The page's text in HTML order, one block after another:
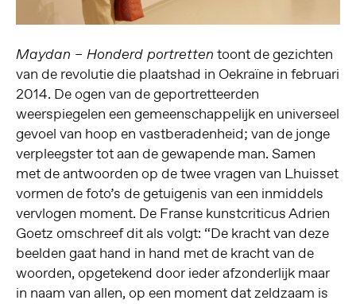
Maydan – Honderd portretten toont de gezichten
van de revolutie die plaatshad in Oekraïne in februari
2014. De ogen van de geportretteerden
weerspiegelen een gemeenschappelijk en universeel
gevoel van hoop en vastberadenheid; van de jonge
verpleegster tot aan de gewapende man. Samen
met de antwoorden op de twee vragen van Lhuisset
vormen de foto’s de getuigenis van een inmiddels
vervlogen moment. De Franse kunstcriticus Adrien
Goetz omschreef dit als volgt: “De kracht van deze
beelden gaat hand in hand met de kracht van de
woorden, opgetekend door ieder afzonderlijk maar
in naam van allen, op een moment dat zeldzaam is